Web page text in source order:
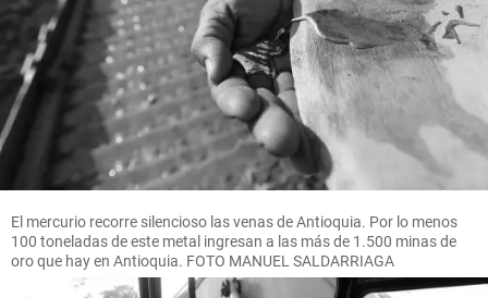
El mercurio recorre silencioso las venas de Antioquia. Por lo menos
100 toneladas de este metal ingresan a las más de 1.500 minas de
oro que hay en Antioquia. FOTO MANUEL SALDARRIAGA